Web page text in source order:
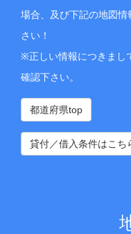
場合、及び下記の地図
さい！
※正しい情報につきまし
確認下さい。
都道府県top
貸付／借入条件はこち